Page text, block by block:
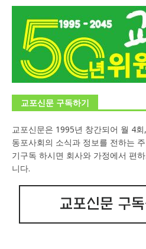
교포신문 구독하기
교포신문은 1995년 창간되어 월 4
동포사회의 소식과 정보를 전하는
기구독 하시면 회사와 가정에서 편
니다.